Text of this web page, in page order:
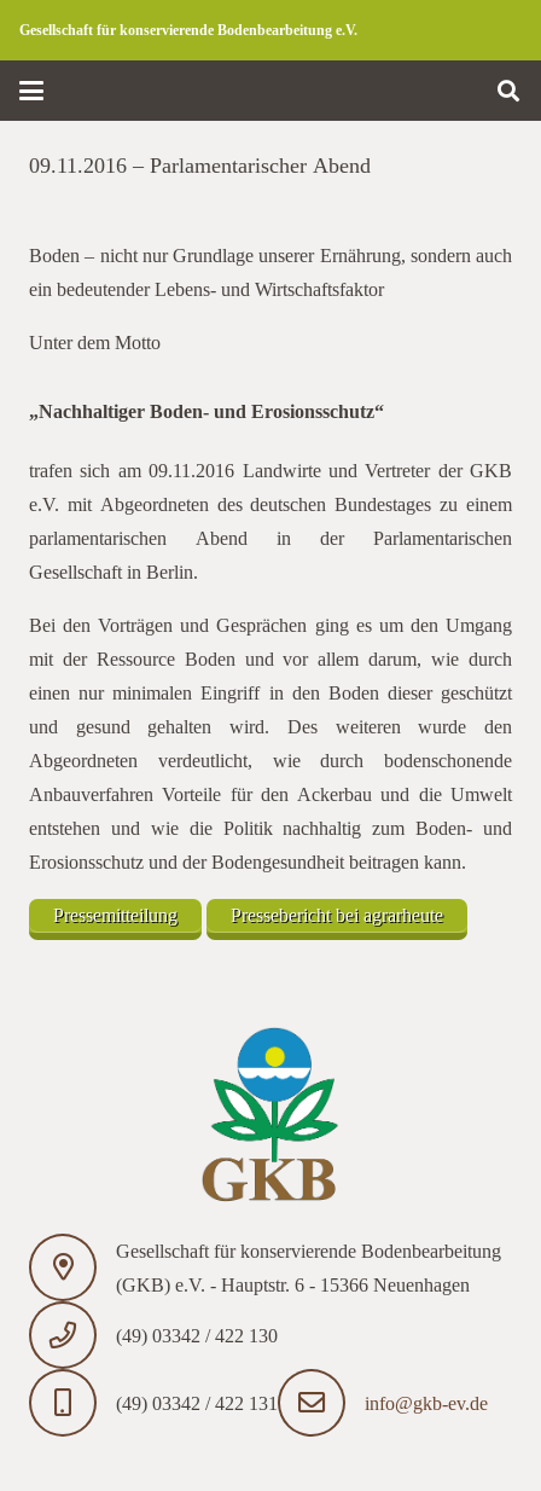
Gesellschaft für konservierende Bodenbearbeitung e.V.
09.11.2016 – Parlamentarischer Abend
Boden – nicht nur Grundlage unserer Ernährung, sondern auch
ein bedeutender Lebens- und Wirtschaftsfaktor
Unter dem Motto
„Nachhaltiger Boden- und Erosionsschutz“
trafen sich am 09.11.2016 Landwirte und Vertreter der GKB
e.V. mit Abgeordneten des deutschen Bundestages zu einem
parlamentarischen Abend in der Parlamentarischen
Gesellschaft in Berlin.
Bei den Vorträgen und Gesprächen ging es um den Umgang
mit der Ressource Boden und vor allem darum, wie durch
einen nur minimalen Eingriff in den Boden dieser geschützt
und gesund gehalten wird. Des weiteren wurde den
Abgeordneten verdeutlicht, wie durch bodenschonende
Anbauverfahren Vorteile für den Ackerbau und die Umwelt
entstehen und wie die Politik nachhaltig zum Boden- und
Erosionsschutz und der Bodengesundheit beitragen kann.
Pressemitteilung
Pressebericht bei agrarheute
Gesellschaft für konservierende Bodenbearbeitung
(GKB) e.V. - Hauptstr. 6 - 15366 Neuenhagen
(49) 03342 / 422 130
(49) 03342 / 422 131 info@gkb-ev.de